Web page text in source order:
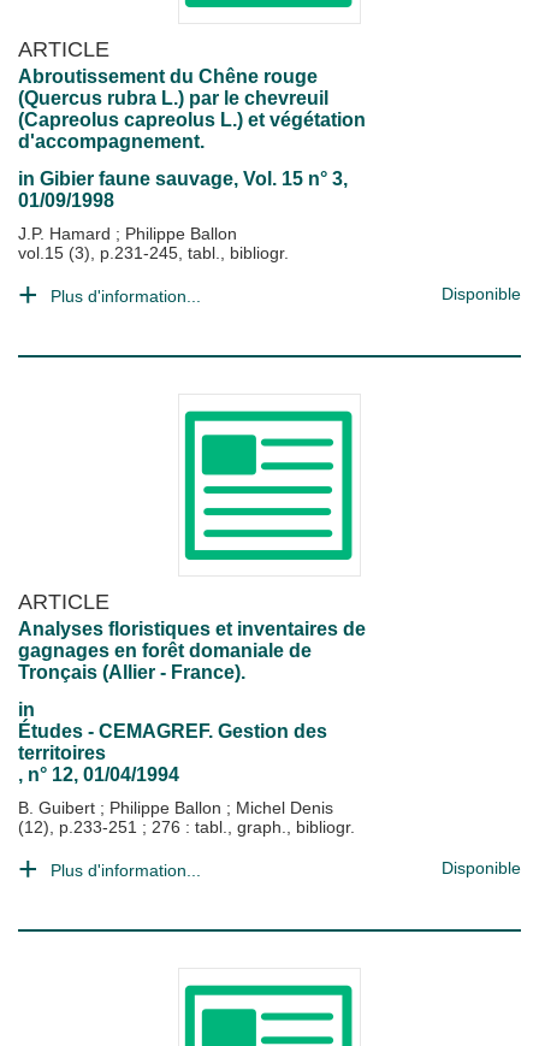
ARTICLE
Abroutissement du Chêne rouge
(Quercus rubra L.) par le chevreuil
(Capreolus capreolus L.) et végétation
d'accompagnement.
in Gibier faune sauvage, Vol. 15 n° 3,
01/09/1998
J.P. Hamard ; Philippe Ballon
vol.15 (3), p.231-245, tabl., bibliogr.
Plus d'information... Disponible
ARTICLE
Analyses floristiques et inventaires de
gagnages en forêt domaniale de
Tronçais (Allier - France).
in
Études - CEMAGREF. Gestion des
territoires
, n° 12, 01/04/1994
B. Guibert ; Philippe Ballon ; Michel Denis
(12), p.233-251 ; 276 : tabl., graph., bibliogr.
Plus d'information... Disponible